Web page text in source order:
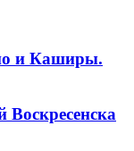
и Каширы.